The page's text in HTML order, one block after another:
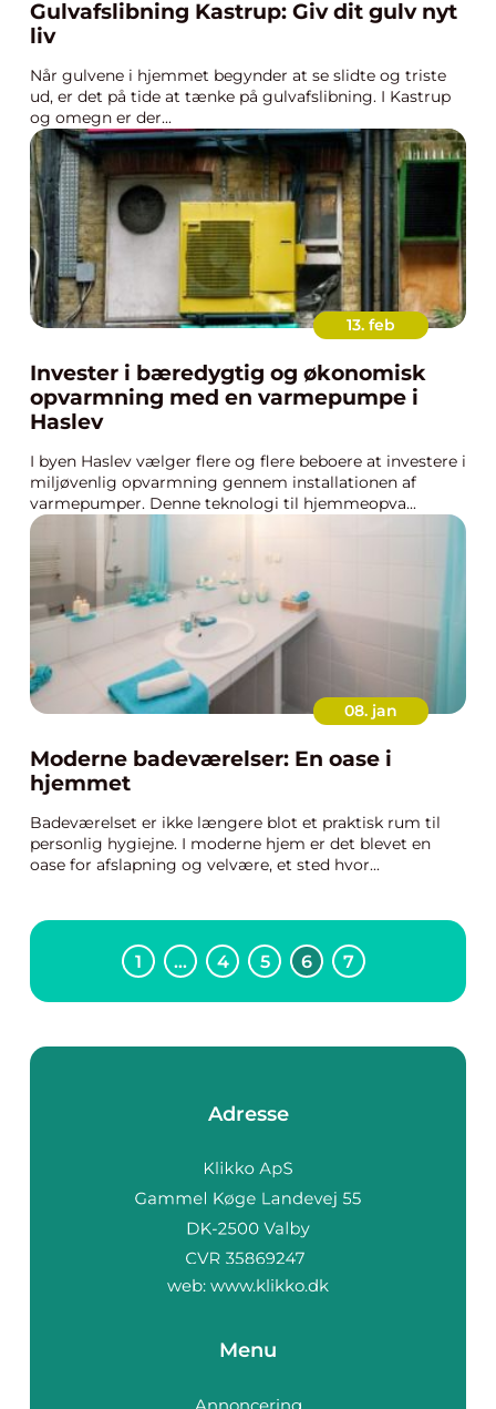
Gulvafslibning Kastrup: Giv dit gulv nyt
liv
Når gulvene i hjemmet begynder at se slidte og triste
ud, er det på tide at tænke på gulvafslibning. I Kastrup
og omegn er der...
13. feb
Invester i bæredygtig og økonomisk
opvarmning med en varmepumpe i
Haslev
I byen Haslev vælger flere og flere beboere at investere i
miljøvenlig opvarmning gennem installationen af
varmepumper. Denne teknologi til hjemmeopva...
08. jan
Moderne badeværelser: En oase i
hjemmet
Badeværelset er ikke længere blot et praktisk rum til
personlig hygiejne. I moderne hjem er det blevet en
oase for afslapning og velvære, et sted hvor...
1 … 4 5 6 7
Adresse
web: www.klikko.dk
Menu
Annoncering